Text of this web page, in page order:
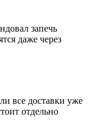
запечь
даже через
все доставки уже
отдельно